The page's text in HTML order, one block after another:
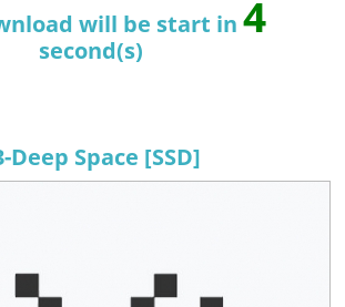
will be start in 4
second(s)
Deep Space [SSD]